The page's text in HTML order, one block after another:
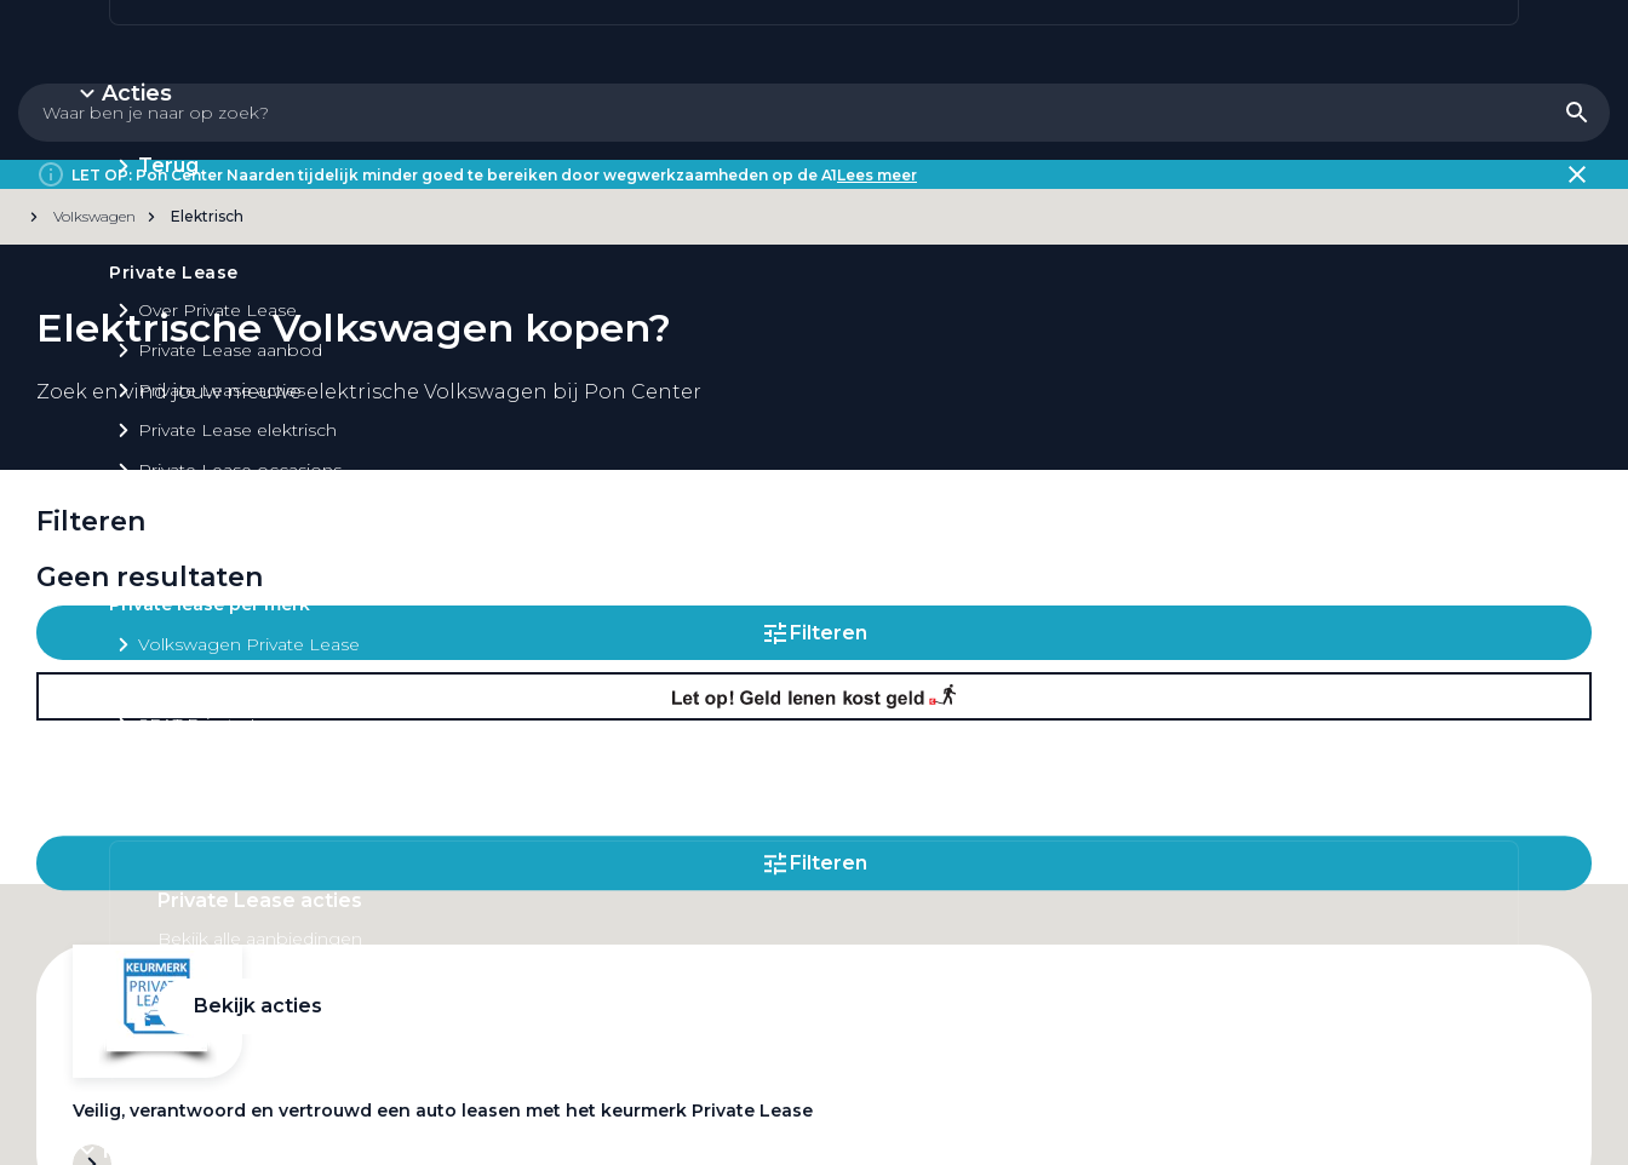
Acties
Terug
Private Lease
Over Private Lease
Private Lease aanbod
Private Lease acties
Private Lease elektrisch
Private Lease occasions
Private lease per merk
Volkswagen Private Lease
SEAT Private Lease
Private Lease acties
Bekijk alle aanbiedingen
Bekijk acties
Private Lease
LET OP: Pon Center Naarden tijdelijk minder goed te bereiken door wegwerkzaamheden op de A1Lees meer
Volkswagen Elektrisch
Elektrische Volkswagen kopen?
Zoek en vind jouw nieuwe elektrische Volkswagen bij Pon Center
Filteren
Geen resultaten
Filteren
Filteren
Veilig, verantwoord en vertrouwd een auto leasen met het keurmerk Private Lease